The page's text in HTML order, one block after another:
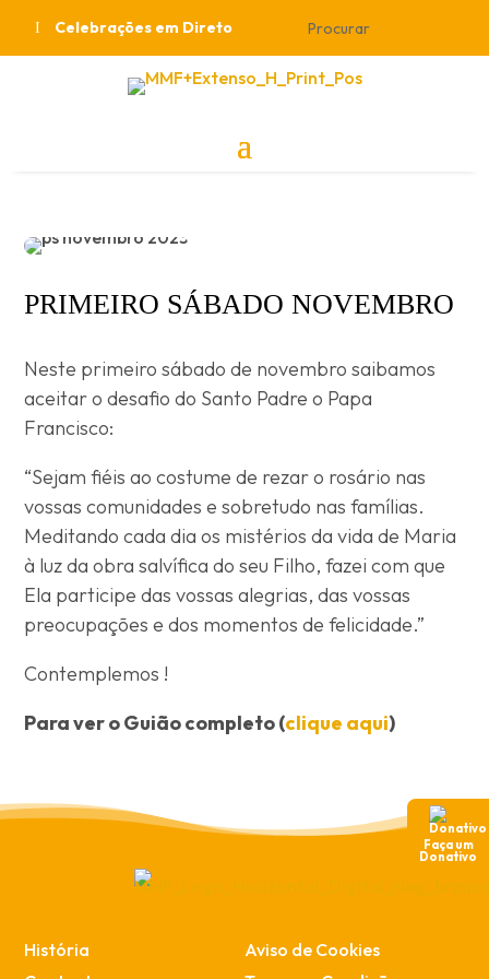
Celebrações em Direto
PRIMEIRO SÁBADO NOVEMBRO
Neste primeiro sábado de novembro saibamos
aceitar o desafio do Santo Padre o Papa
Francisco:
“Sejam fiéis ao costume de rezar o rosário nas
vossas comunidades e sobretudo nas famílias.
Meditando cada dia os mistérios da vida de Maria
à luz da obra salvífica do seu Filho, fazei com que
Ela participe das vossas alegrias, das vossas
preocupações e dos momentos de felicidade.”
Contemplemos !
Para ver o Guião completo (clique aqui)
História
Aviso de Cookies
Faça um
Donativo